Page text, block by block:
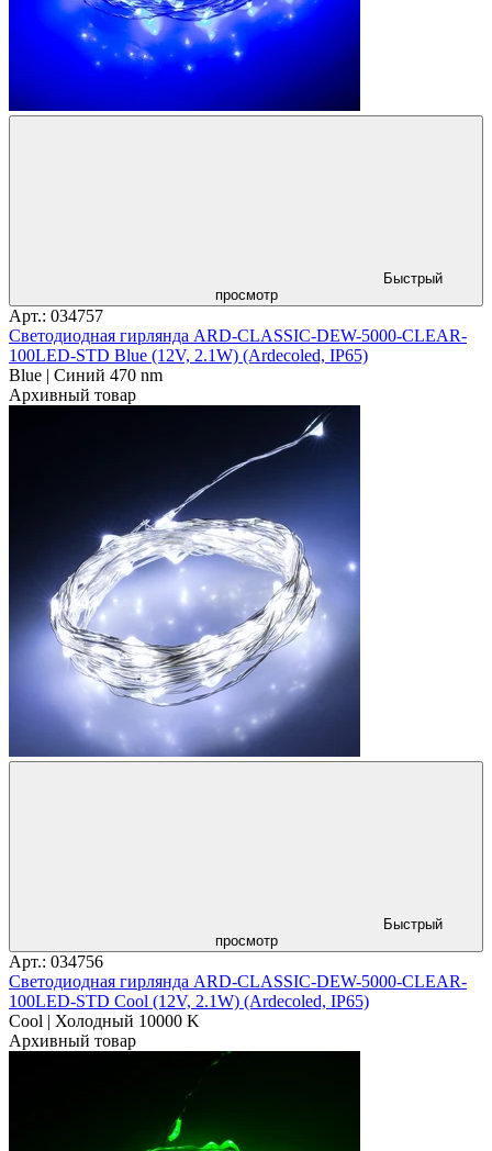
Быстрый
просмотр
Арт.: 034757
Светодиодная гирлянда ARD-CLASSIC-DEW-5000-CLEAR-
100LED-STD Blue (12V, 2.1W) (Ardecoled, IP65)
Blue | Синий 470 nm
Архивный товар
Быстрый
просмотр
Арт.: 034756
Светодиодная гирлянда ARD-CLASSIC-DEW-5000-CLEAR-
100LED-STD Cool (12V, 2.1W) (Ardecoled, IP65)
Cool | Холодный 10000 K
Архивный товар